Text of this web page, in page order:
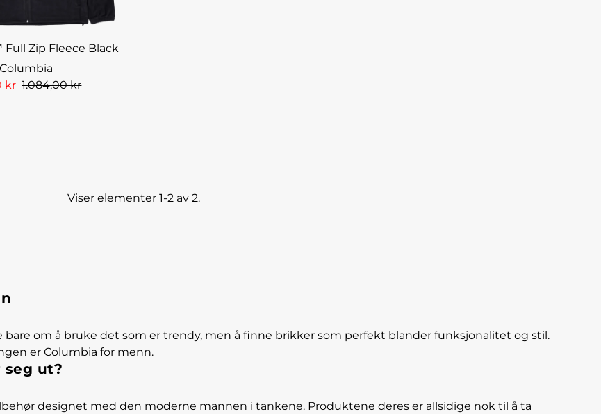
Full Zip Fleece Black
Columbia
kr 1.084,00 kr
Viser elementer 1-2 av 2.
om å bruke det som er trendy, men å finne brikker som perfekt blander funksjonalitet og stil.
er Columbia for menn.
seg ut?
designet med den moderne mannen i tankene. Produktene deres er allsidige nok til å ta